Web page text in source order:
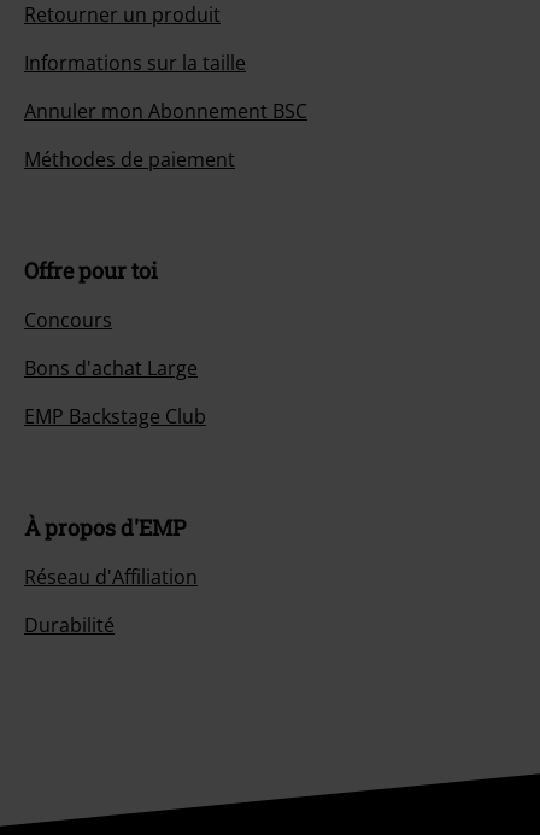
Retourner un produit
Informations sur la taille
Annuler mon Abonnement BSC
Méthodes de paiement
Offre pour toi
Concours
Bons d'achat Large
EMP Backstage Club
À propos d'EMP
Réseau d'Affiliation
Durabilité